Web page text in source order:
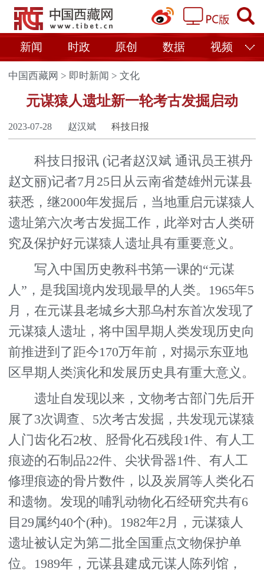
新闻 时政 原创 数据 视频
中国西藏网 > 即时新闻 >文化
元谋猿人遗址新一轮考古发掘启动
2023-07-28 赵汉斌 科技日报
科技日报讯 (记者赵汉斌 通讯员王祺丹
赵文丽)记者7月25日从云南省楚雄州元谋县
获悉，继2000年发掘后，当地重启元谋猿人
遗址第六次考古发掘工作，此举对古人类研
究及保护好元谋猿人遗址具有重要意义。
写入中国历史教科书第一课的“元谋
人”，是我国境内发现最早的人类。1965年5
月，在元谋县老城乡大那乌村东首次发现了
元谋猿人遗址，将中国早期人类发现历史向
前推进到了距今170万年前，对揭示东亚地
区早期人类演化和发展历史具有重大意义。
遗址自发现以来，文物考古部门先后开
展了3次调查、5次考古发掘，共发现元谋猿
人门齿化石2枚、胫骨化石残段1件、有人工
痕迹的石制品22件、尖状骨器1件、有人工
修理痕迹的骨片数件，以及炭屑等人类化石
和遗物。发现的哺乳动物化石经研究共有6
目29属约40个(种)。1982年2月，元谋猿人
遗址被认定为第二批全国重点文物保护单
位。1989年，元谋县建成元谋人陈列馆，